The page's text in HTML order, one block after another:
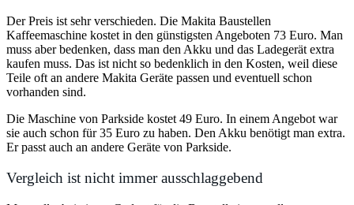
Der Preis ist sehr verschieden. Die Makita Baustellen
Kaffeemaschine kostet in den günstigsten Angeboten 73 Euro. Man
muss aber bedenken, dass man den Akku und das Ladegerät extra
kaufen muss. Das ist nicht so bedenklich in den Kosten, weil diese
Teile oft an andere Makita Geräte passen und eventuell schon
vorhanden sind.
Die Maschine von Parkside kostet 49 Euro. In einem Angebot war
sie auch schon für 35 Euro zu haben. Den Akku benötigt man extra.
Er passt auch an andere Geräte von Parkside.
Vergleich ist nicht immer ausschlaggebend